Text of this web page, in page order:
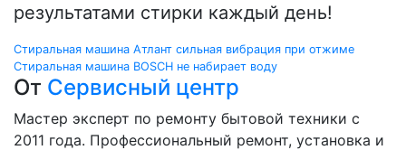
результатами стирки каждый день!
Навигация
по
записям
Стиральная машина Атлант сильная вибрация при отжиме
Стиральная машина BOSCH не набирает воду
От Сервисный центр
Мастер эксперт по ремонту бытовой техники с
2011 года. Профессиональный ремонт, установка и